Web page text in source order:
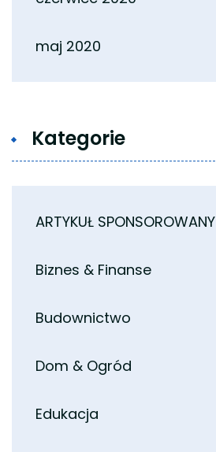
maj 2020
Kategorie
ARTYKUŁ SPONSOROWANY
Biznes & Finanse
Budownictwo
Dom & Ogród
Edukacja